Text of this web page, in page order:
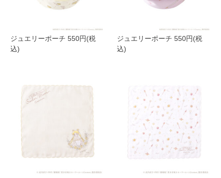
ジュエリーポーチ 550円(税
込)
ジュエリーポーチ 550円(税
込)